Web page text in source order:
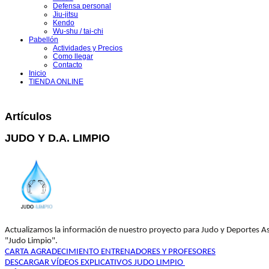
Defensa personal
Jiu-jitsu
Kendo
Wu-shu / tai-chi
Pabellón
Actividades y Precios
Como llegar
Contacto
Inicio
TIENDA ONLINE
Artículos
JUDO Y D.A. LIMPIO
Actualizamos la información de nuestro proyecto para Judo y Deportes
"Judo Limpio".
CARTA AGRADECIMIENTO ENTRENADORES Y PROFESORES
DESCARGAR VÍDEOS EXPLICATIVOS JUDO LIMPIO